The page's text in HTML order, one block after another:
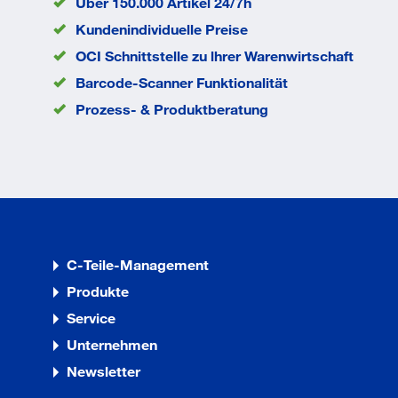
Kundenindividuelle Preise
OCI Schnittstelle zu lhrer Warenwirtschaft
Barcode-Scanner Funktionalität
Prozess- & Produktberatung
C-Teile-Management
Produkte
Service
Unternehmen
Newsletter